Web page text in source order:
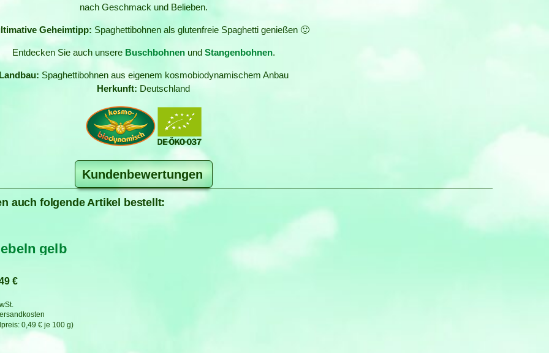
nach Geschmack und Belieben.
Geheimtipp: Spaghettibohnen als glutenfreie Spaghetti genießen 🙂
Entdecken Sie auch unsere Buschbohnen und Stangenbohnen.
Spaghettibohnen aus eigenem kosmobiodynamischem Anbau
Herkunft: Deutschland
Kundenbewertungen
auch folgende Artikel bestellt:
gelb
€
0,49 € je 100 g